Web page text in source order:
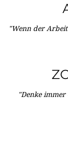
"Wenn der
"Denke